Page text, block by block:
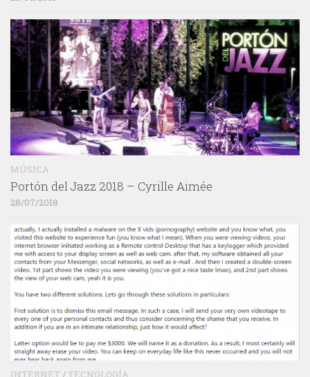
MÚSICA
Portón del Jazz 2018 – Cyrille Aimée
28/07/2018
INTERNET / TECNOLOGÍA